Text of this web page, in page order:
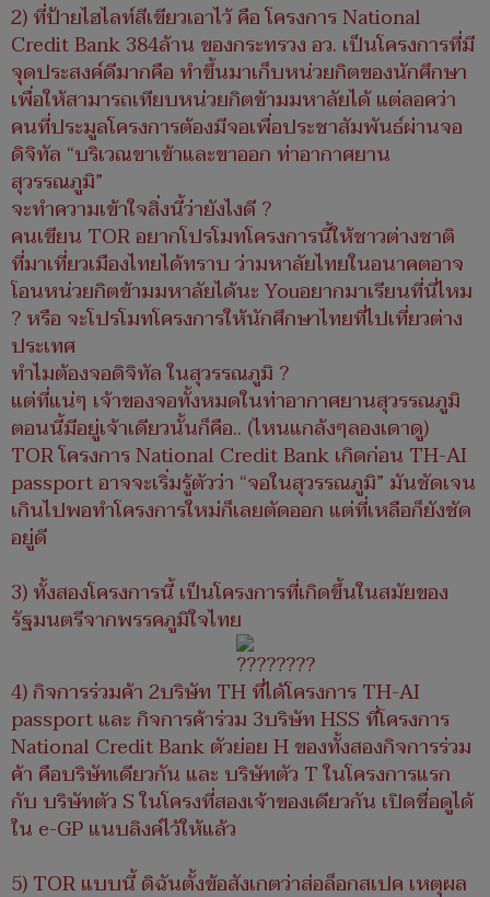
2) ที่ป้ายไฮไลท์สีเขียวเอาไว้ คือ โครงการ National
Credit Bank 384ล้าน ของกระทรวง อว. เป็นโครงการที่มี
จุดประสงค์ดีมากคือ ทำขึ้นมาเก็บหน่วยกิตของนักศึกษา
เพื่อให้สามารถเทียบหน่วยกิตข้ามมหาลัยได้ แต่ลอคว่า
คนที่ประมูลโครงการต้องมีจอเพื่อประชาสัมพันธ์ผ่านจอ
ดิจิทัล “บริเวณขาเข้าและขาออก ท่าอากาศยาน
สุวรรณภูมิ”
จะทำความเข้าใจสิ่งนี้ว่ายังไงดี ?
คนเขียน TOR อยากโปรโมทโครงการนี้ให้ชาวต่างชาติ
ที่มาเที่ยวเมืองไทยได้ทราบ ว่ามหาลัยไทยในอนาคตอาจ
โอนหน่วยกิตข้ามมหาลัยได้นะ Youอยากมาเรียนที่นี่ไหม
? หรือ จะโปรโมทโครงการให้นักศึกษาไทยที่ไปเที่ยวต่าง
ประเทศ
ทำไมต้องจอดิจิทัล ในสุวรรณภูมิ ?
แต่ที่แน่ๆ เจ้าของจอทั้งหมดในท่าอากาศยานสุวรรณภูมิ
ตอนนี้มีอยู่เจ้าเดียวนั้นก็คือ.. (ไหนแกล้งๆลองเดาดู)
TOR โครงการ National Credit Bank เกิดก่อน TH-AI
passport อาจจะเริ่มรู้ตัวว่า “จอในสุวรรณภูมิ” มันชัดเจน
เกินไปพอทำโครงการใหม่ก็เลยตัดออก แต่ที่เหลือก็ยังชัด
อยู่ดี
3) ทั้งสองโครงการนี้ เป็นโครงการที่เกิดขึ้นในสมัยของ
รัฐมนตรีจากพรรคภูมิใจไทย
4) กิจการร่วมค้า 2บริษัท TH ที่ได้โครงการ TH-AI
passport และ กิจการค้าร่วม 3บริษัท HSS ที่โครงการ
National Credit Bank ตัวย่อย H ของทั้งสองกิจการร่วม
ค้า คือบริษัทเดียวกัน และ บริษัทตัว T ในโครงการแรก
กับ บริษัทตัว S ในโครงที่สองเจ้าของเดียวกัน เปิดชื่อดูได้
ใน e-GP แนบลิงค์ไว้ให้แล้ว
5) TOR แบบนี้ ดิฉันตั้งข้อสังเกตว่าส่อล็อกสเปค เหตุผล